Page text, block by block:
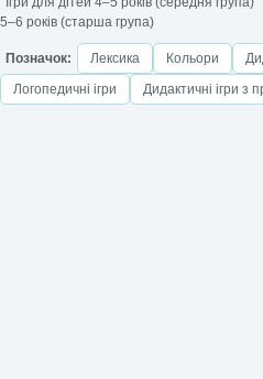
5–6 років (старша група)
Позначок: Лексика Кольори
Логопедичні ігри
Дидактичні ігри з